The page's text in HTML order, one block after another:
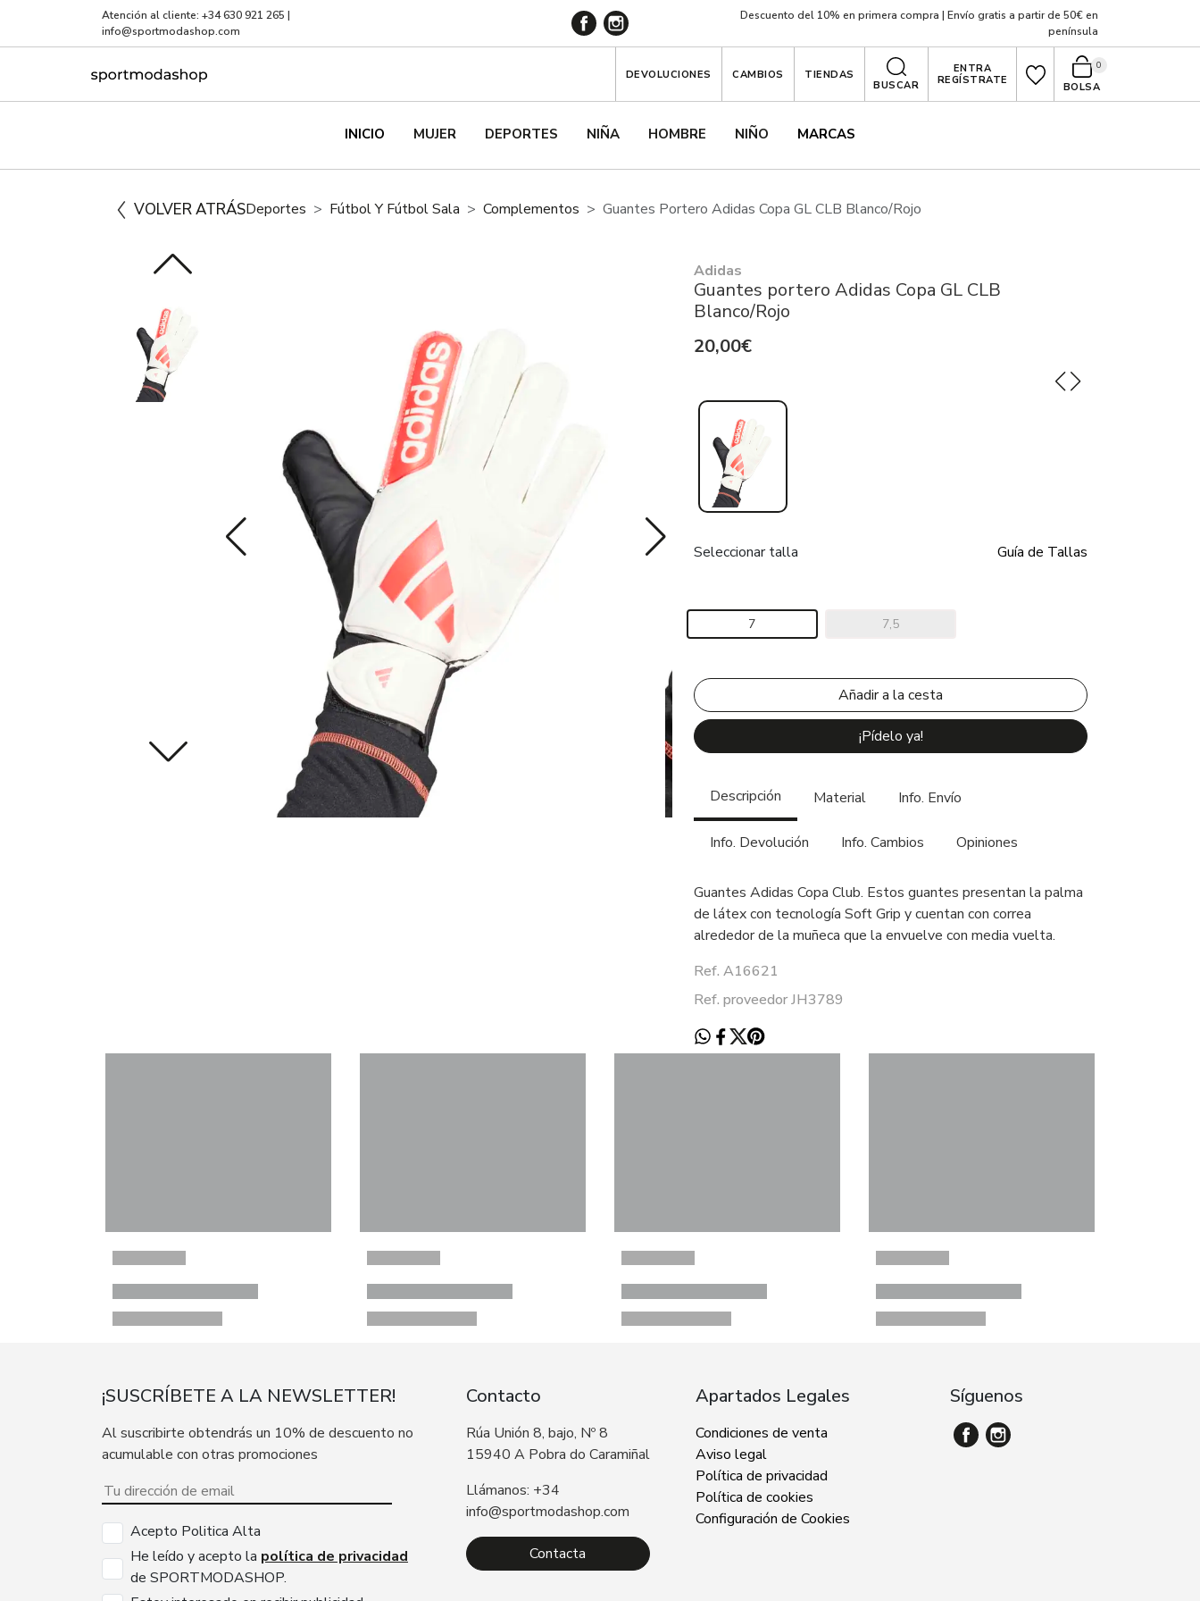
Atención al cliente: +34 630 921 265 |
info@sportmodashop.com
Descuento del 10% en primera compra | Envío gratis a partir de 50€ en
península
INICIO MUJER DEPORTES NIÑA HOMBRE NIÑO MARCAS
DEVOLUCIONES CAMBIOS
TIENDAS
BUSCAR
ENTRA
REGÍSTRATE
BOLSA
0
VOLVER ATRÁSDeportes Fútbol Y Fútbol Sala Complementos Guantes Portero Adidas Copa GL CLB Blanco/Rojo
Adidas
Guantes portero Adidas Copa GL CLB
Blanco/Rojo
20,00€
Seleccionar talla Guía de Tallas
7 7,5
¡Pídelo ya!
Descripción Material Info. Envío
Info. Devolución Info. Cambios Opiniones
Guantes Adidas Copa Club. Estos guantes presentan la palma
de látex con tecnología Soft Grip y cuentan con correa
alrededor de la muñeca que la envuelve con media vuelta.
Ref. A16621
Ref. proveedor JH3789
¡SUSCRÍBETE A LA NEWSLETTER!
Al suscribirte obtendrás un 10% de descuento no
acumulable con otras promociones
Acepto Politica Alta
He leído y acepto la política de privacidad
de SPORTMODASHOP.
Contacto
Rúa Unión 8, bajo, Nº 8
15940 A Pobra do Caramiñal
Llámanos: +34
info@sportmodashop.com
Contacta
Apartados Legales
Condiciones de venta
Aviso legal
Política de privacidad
Política de cookies
Configuración de Cookies
Síguenos